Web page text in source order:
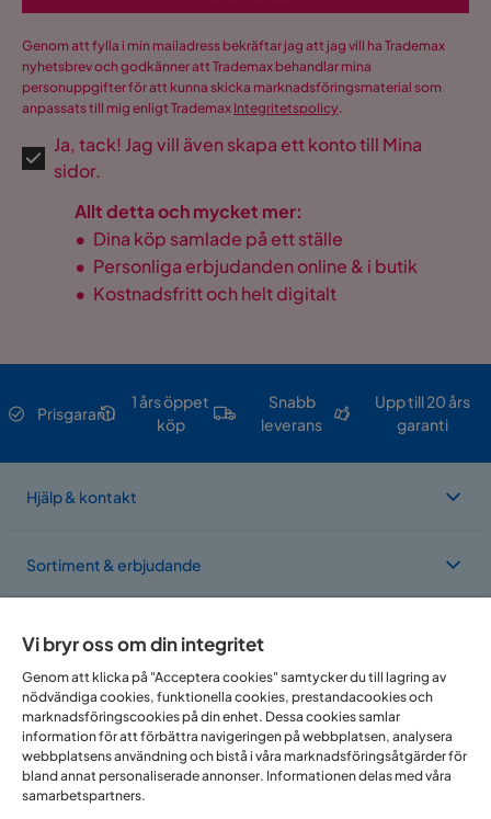
Genom att fylla i min mailadress bekräftar jag att jag vill ha Trademax
nyhetsbrev och godkänner att Trademax behandlar mina
personuppgifter för att kunna skicka marknadsföringsmaterial som
anpassats till mig enligt Trademax Integritetspolicy.
Ja, tack! Jag vill även skapa ett konto till Mina
sidor.
Allt detta och mycket mer:
• Dina köp samlade på ett ställe
• Personliga erbjudanden online & i butik
• Kostnadsfritt och helt digitalt
Prisgaranti
1 års öppet
köp
Snabb
leverans
Upp till 20 års
garanti
Hjälp & kontakt
Sortiment & erbjudande
Vi finns i flera länder
Vi bryr oss om din integritet
Genom att klicka på "Acceptera cookies" samtycker du till lagring av
nödvändiga cookies, funktionella cookies, prestandacookies och
marknadsföringscookies på din enhet. Dessa cookies samlar
information för att förbättra navigeringen på webbplatsen, analysera
webbplatsens användning och bistå i våra marknadsföringsåtgärder för
bland annat personaliserade annonser. Informationen delas med våra
samarbetspartners.